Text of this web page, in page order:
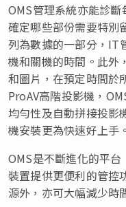
OMS管理系統亦能診
確定哪些部份需要特別
列為數據的一部分，IT
機和關機的時間。此外
和圖片，在預定時間於
ProAV高階投影機，
均勻性及自動拼接投影
機安裝更為快速好上手。
OMS是不斷進化的平
裝置提供更便利的管控
源外，亦可大幅減少時